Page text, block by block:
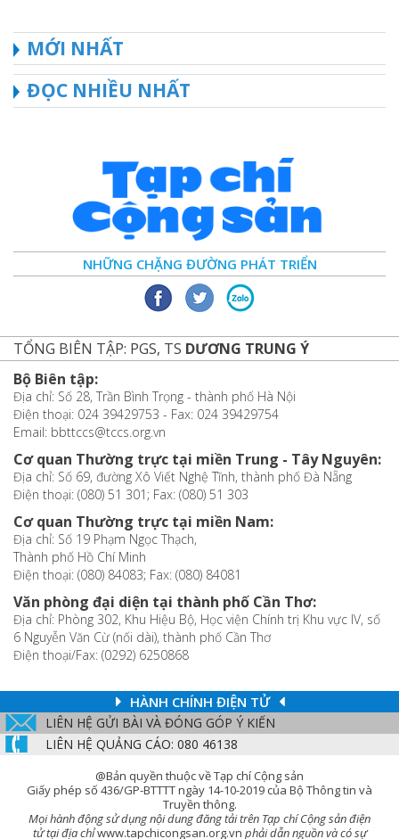
MỚI NHẤT
ĐỌC NHIỀU NHẤT
NHỮNG CHẶNG ĐƯỜNG PHÁT TRIỂN
TỔNG BIÊN TẬP: PGS, TS DƯƠNG TRUNG Ý
Bộ Biên tập:
Địa chỉ: Số 28, Trần Bình Trọng - thành phố Hà Nội
Điện thoại: 024 39429753 - Fax: 024 39429754
Email: bbttccs@tccs.org.vn
Cơ quan Thường trực tại miền Trung - Tây Nguyên:
Địa chỉ: Số 69, đường Xô Viết Nghệ Tĩnh, thành phố Đà Nẵng
Điện thoại: (080) 51 301; Fax: (080) 51 303
Cơ quan Thường trực tại miền Nam:
Địa chỉ: Số 19 Phạm Ngọc Thạch,
Thành phố Hồ Chí Minh
Điện thoại: (080) 84083; Fax: (080) 84081
Văn phòng đại diện tại thành phố Cần Thơ:
Địa chỉ: Phòng 302, Khu Hiệu Bộ, Học viện Chính trị Khu vực IV, số
6 Nguyễn Văn Cừ (nối dài), thành phố Cần Thơ
Điện thoại/Fax: (0292) 6250868
HÀNH CHÍNH ĐIỆN TỬ
LIÊN HỆ GỬI BÀI VÀ ĐÓNG GÓP Ý KIẾN
LIÊN HỆ QUẢNG CÁO: 080 46138
@Bản quyền thuộc về Tạp chí Cộng sản
Giấy phép số 436/GP-BTTTT ngày 14-10-2019 của Bộ Thông tin và
Truyền thông.
Mọi hành động sử dụng nội dung đăng tải trên Tạp chí Cộng sản điện
tử tại địa chỉwww.tapchicongsan.org.vn phải dẫn nguồn và có sự